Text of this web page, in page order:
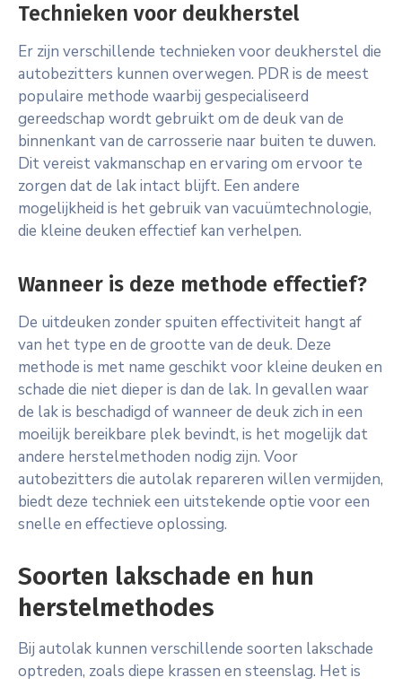
Technieken voor deukherstel
Er zijn verschillende technieken voor deukherstel die
autobezitters kunnen overwegen. PDR is de meest
populaire methode waarbij gespecialiseerd
gereedschap wordt gebruikt om de deuk van de
binnenkant van de carrosserie naar buiten te duwen.
Dit vereist vakmanschap en ervaring om ervoor te
zorgen dat de lak intact blijft. Een andere
mogelijkheid is het gebruik van vacuümtechnologie,
die kleine deuken effectief kan verhelpen.
Wanneer is deze methode effectief?
De uitdeuken zonder spuiten effectiviteit hangt af
van het type en de grootte van de deuk. Deze
methode is met name geschikt voor kleine deuken en
schade die niet dieper is dan de lak. In gevallen waar
de lak is beschadigd of wanneer de deuk zich in een
moeilijk bereikbare plek bevindt, is het mogelijk dat
andere herstelmethoden nodig zijn. Voor
autobezitters die autolak repareren willen vermijden,
biedt deze techniek een uitstekende optie voor een
snelle en effectieve oplossing.
Soorten lakschade en hun
herstelmethodes
Bij autolak kunnen verschillende soorten lakschade
optreden, zoals diepe krassen en steenslag. Het is